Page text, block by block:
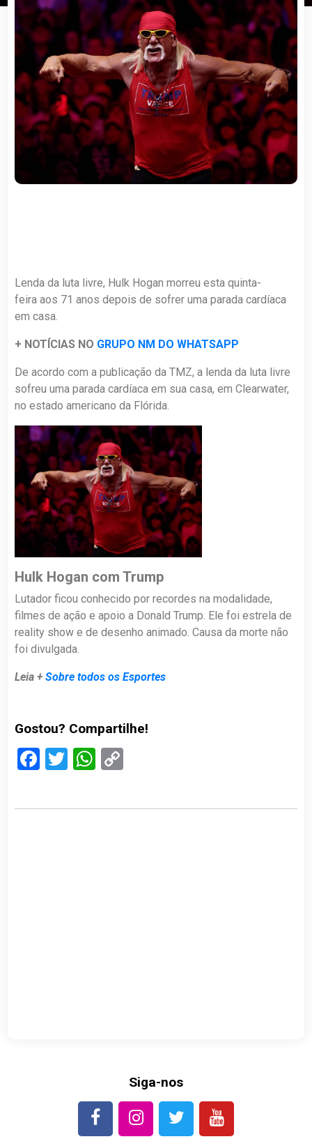
Lenda da luta livre, Hulk Hogan morreu esta quinta-
feira aos 71 anos depois de sofrer uma parada cardíaca
em casa.
+ NOTÍCIAS NO GRUPO NM DO WHATSAPP
De acordo com a publicação da TMZ, a lenda da luta livre
sofreu uma parada cardíaca em sua casa, em Clearwater,
no estado americano da Flórida.
Hulk Hogan com Trump
Lutador ficou conhecido por recordes na modalidade,
filmes de ação e apoio a Donald Trump. Ele foi estrela de
reality show e de desenho animado. Causa da morte não
foi divulgada.
Leia +Sobre todos os Esportes
Gostou? Compartilhe!
Facebook
TwitterWhatsApp
Siga-nos